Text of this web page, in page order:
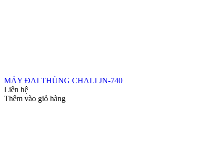
MÁY ĐAI THÙNG CHALI JN-740
Liên hệ
Thêm vào giỏ hàng